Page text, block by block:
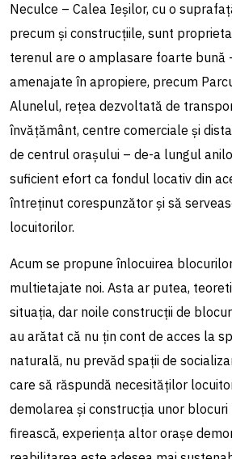
Neculce – Calea Ieșilor, cu o
precum și construcțiile, sunt
terenul are o amplasare foarte bună
amenajate în apropiere, precum
Alunelul, rețea dezvoltată de
învățământ, centre comerciale și
de centrul orașului – de-a lungul
suficient efort ca fondul locativ din
întreținut corespunzător și să
locuitorilor.
Acum se propune înlocuirea
multietajate noi. Asta ar putea,
situația, dar noile construcții de
au arătat că nu țin cont de acces la
naturală, nu prevăd spații de
care să răspundă necesităților
demolarea și construcția unor blocuri
firească, experiența altor orașe